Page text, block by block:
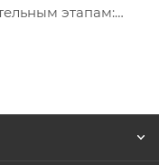
этапам: